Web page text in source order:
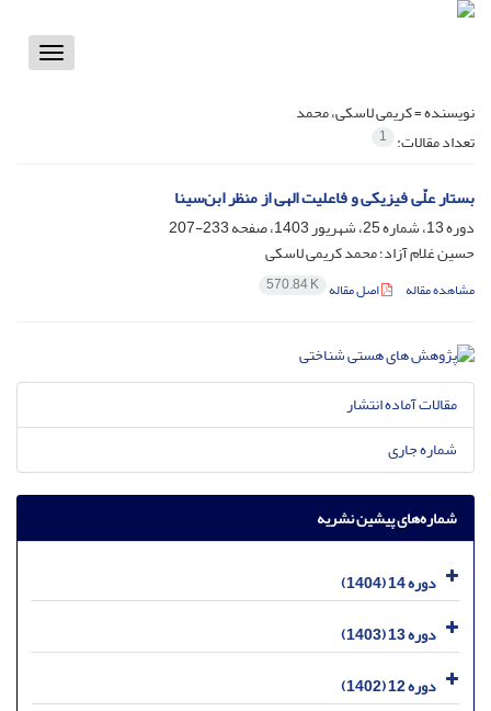
Toggle
نویسنده =کریمی لاسکی، محمد
تعداد مقالات: 1
بستار علّی فیزیکی و فاعلیت الهی از منظر ابن‌سینا
دوره 13، شماره 25، شهریور 1403، صفحه
233-207
حسین غلام آزاد؛ محمد کریمی لاسکی
مشاهده مقاله اصل مقاله 570.84 K
مقالات آماده انتشار
شماره جاری
شماره‌های پیشین نشریه
دوره 14 (1404)
دوره 13 (1403)
دوره 12 (1402)